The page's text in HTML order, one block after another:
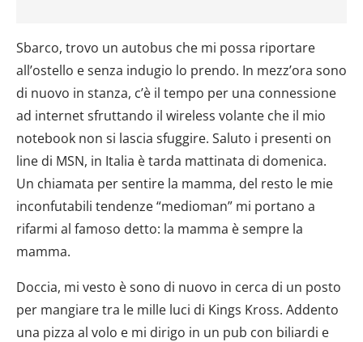
Sbarco, trovo un autobus che mi possa riportare
all’ostello e senza indugio lo prendo. In mezz’ora sono
di nuovo in stanza, c’è il tempo per una connessione
ad internet sfruttando il wireless volante che il mio
notebook non si lascia sfuggire. Saluto i presenti on
line di MSN, in Italia è tarda mattinata di domenica.
Un chiamata per sentire la mamma, del resto le mie
inconfutabili tendenze “medioman” mi portano a
rifarmi al famoso detto: la mamma è sempre la
mamma.
Doccia, mi vesto è sono di nuovo in cerca di un posto
per mangiare tra le mille luci di Kings Kross. Addento
una pizza al volo e mi dirigo in un pub con biliardi e